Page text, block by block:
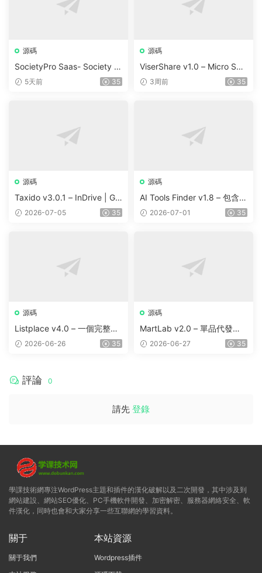
源碼
SocietyPro Saas- Society M
anagement Software v1.0.7
5天前 35
源碼
ViserShare v1.0 – Micro Sha
re Trading And Prediction Pl
3周前 35
源碼
Taxido v3.0.1 – InDrive | Gr
ab | Uber Clone | Taxi Booki
2026-07-05 35
源碼
AI Tools Finder v1.8 – 包含 5
000 多種工具、訂閱、廣告
2026-07-01 35
源碼
Listplace v4.0 – 一個完整的
本地商家名錄平台
2026-06-26 35
源碼
MartLab v2.0 – 單品代發貨
平台2026-06-27 35
評論 0
請先 登錄
學課技術網專注WordPress主題和插件的漢化破解以及二次開發，其中涉及到
網站建設、網站SEO優化、PC手機軟件開發、加密解密、服務器網絡安全、軟
件漢化，同時也會和大家分享一些互聯網的學習資料。
關于
關于我們
本站資源
Wordpress插件